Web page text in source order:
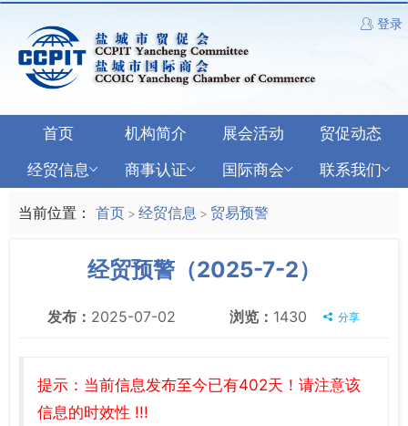
登录
首页 机构简介 展会活动
贸促动态
经贸信息
商事认证 国际商会 联系我们
当前位置： 首页 > 经贸信息 > 贸易预警
经贸预警（2025-7-2）
发布： 2025-07-02 浏览： 1430 分享
提示：当前信息发布至今已有402天！请注意该
信息的时效性 !!!